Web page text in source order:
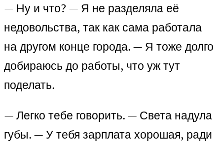
— Ну и что? — Я не разделяла её
недовольства, так как сама работала
на другом конце города. — Я тоже долго
добираюсь до работы, что уж тут
поделать.
— Легко тебе говорить. — Света надула
губы. — У тебя зарплата хорошая, ради